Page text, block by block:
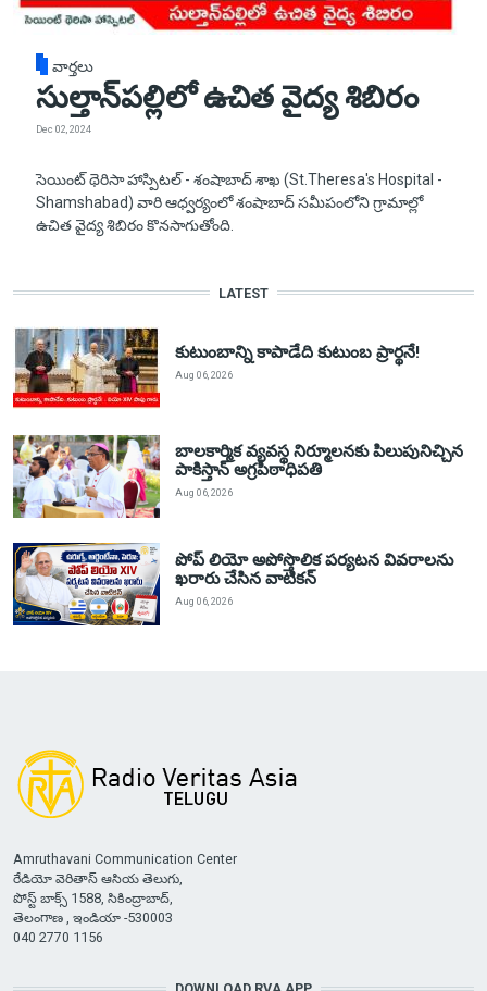
వార్తలు
సుల్తాన్‌పల్లిలో ఉచిత వైద్య శిబిరం
Dec 02, 2024
సెయింట్ థెరిసా హాస్పిటల్ - శంషాబాద్ శాఖ (St.Theresa's Hospital -
Shamshabad) వారి ఆధ్వర్యంలో శంషాబాద్ సమీపంలోని గ్రామాల్లో
ఉచిత వైద్య శిబిరం కొనసాగుతోంది.
LATEST
కుటుంబాన్ని కాపాడేది కుటుంబ ప్రార్థనే!
Aug 06, 2026
బాలకార్మిక వ్యవస్థ నిర్మూలనకు పిలుపునిచ్చిన
పాకిస్తాన్ అగ్రపీఠాధిపతి
Aug 06, 2026
పోప్ లియో అపోస్తొలిక పర్యటన వివరాలను
ఖరారు చేసిన వాటికన్
Aug 06, 2026
Amruthavani Communication Center
రేడియో వెరితాస్ ఆసియ తెలుగు,
పోస్ట్ బాక్స్ 1588, సికింద్రాబాద్,
తెలంగాణ , ఇండియా -530003
040 2770 1156